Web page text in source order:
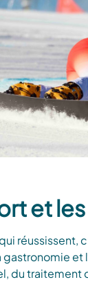
et
réussissent,
du